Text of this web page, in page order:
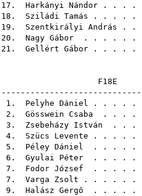
17. Harkányi Nándor . . . .
18. Sziládi Tamás . . . . .
19. Szentkirályi András . .
20. Nagy Gábor . . . . . .
21. Gellért Gábor . . . . .
1. Pelyhe Dániel . . . . .
2. Gösswein Csaba . . . .
3. Zsebeházy István . . .
4. Szücs Levente . . . . .
5. Péley Dániel . . . . .
6. Gyulai Péter . . . . .
7. Fodor József . . . . .
7. Varga Zsolt . . . . . .
9. Halász Gergő . . . . .